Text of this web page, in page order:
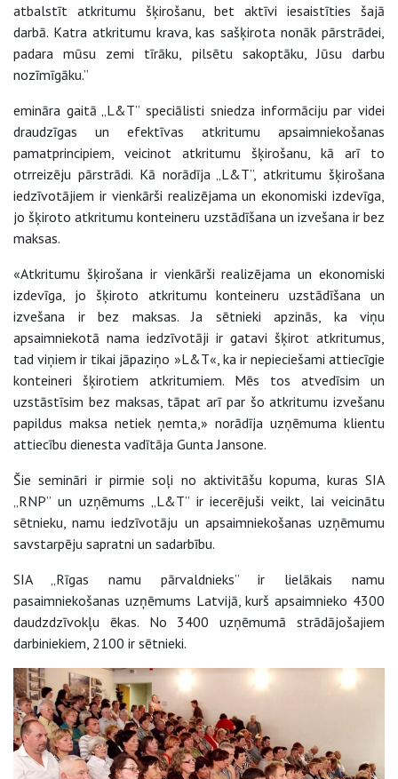
atbalstīt atkritumu šķirošanu, bet aktīvi iesaistīties šajā
darbā. Katra atkritumu krava, kas sašķirota nonāk pārstrādei,
padara mūsu zemi tīrāku, pilsētu sakoptāku, Jūsu darbu
nozīmīgāku.”
emināra gaitā „L&T” speciālisti sniedza informāciju par videi
draudzīgas un efektīvas atkritumu apsaimniekošanas
pamatprincipiem, veicinot atkritumu šķirošanu, kā arī to
otrreizēju pārstrādi. Kā norādīja „L&T”, atkritumu šķirošana
iedzīvotājiem ir vienkārši realizējama un ekonomiski izdevīga,
jo šķiroto atkritumu konteineru uzstādīšana un izvešana ir bez
maksas.
«Atkritumu šķirošana ir vienkārši realizējama un ekonomiski
izdevīga, jo šķiroto atkritumu konteineru uzstādīšana un
izvešana ir bez maksas. Ja sētnieki apzinās, ka viņu
apsaimniekotā nama iedzīvotāji ir gatavi šķirot atkritumus,
tad viņiem ir tikai jāpaziņo »L&T«, ka ir nepieciešami attiecīgie
konteineri šķirotiem atkritumiem. Mēs tos atvedīsim un
uzstāstīsim bez maksas, tāpat arī par šo atkritumu izvešanu
papildus maksa netiek ņemta,» norādīja uzņēmuma klientu
attiecību dienesta vadītāja Gunta Jansone.
Šie semināri ir pirmie soļi no aktivitāšu kopuma, kuras SIA
„RNP” un uzņēmums „L&T” ir iecerējuši veikt, lai veicinātu
sētnieku, namu iedzīvotāju un apsaimniekošanas uzņēmumu
savstarpēju sapratni un sadarbību.
SIA „Rīgas namu pārvaldnieks” ir lielākais namu
pasaimniekošanas uzņēmums Latvijā, kurš apsaimnieko 4300
daudzdzīvokļu ēkas. No 3400 uzņēmumā strādājošajiem
darbiniekiem, 2100 ir sētnieki.